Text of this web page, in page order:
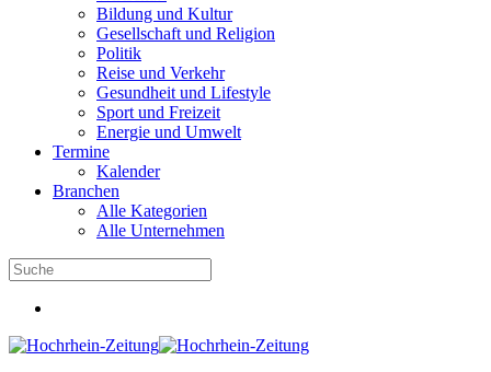
Bildung und Kultur
Gesellschaft und Religion
Politik
Reise und Verkehr
Gesundheit und Lifestyle
Sport und Freizeit
Energie und Umwelt
Termine
Kalender
Branchen
Alle Kategorien
Alle Unternehmen